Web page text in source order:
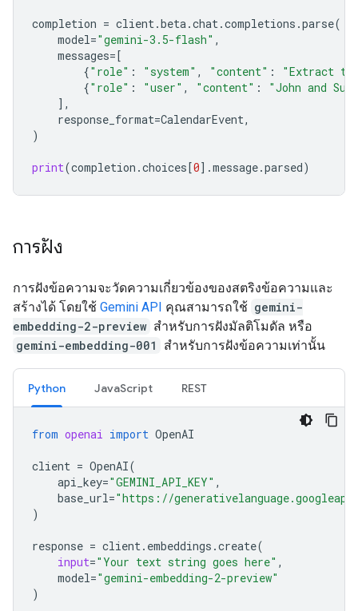
completion = client.beta.chat.completions .parse(
model="gemini-3.5-flash" ,
messages=[
{"role" : "system" , "content" :
"Extract
{"role" : "user" , "content" :
"John and
],
response_format=CalendarEvent,
)
print(completion .choices[0] .message.parsed)
การฝัง
การฝังข้อความจะวัดความเกี่ยวข้องของสตริงข้อความและ
สร้างได้ โดยใช้ Gemini API คุณสามารถใช้ gemini-
embedding-2-preview สำหรับการฝังมัลติโมดัล หรือ
gemini-embedding-001
สำหรับการฝังข้อความเท่านั้น
Python JavaScript REST
from openai import OpenAI
client = OpenAI(
api_key="GEMINI_API_KEY" ,
base_url="https://
)
response = client. embeddings .create(
input="Your text string goes here" ,
model="gemini-embedding-2-preview"
)